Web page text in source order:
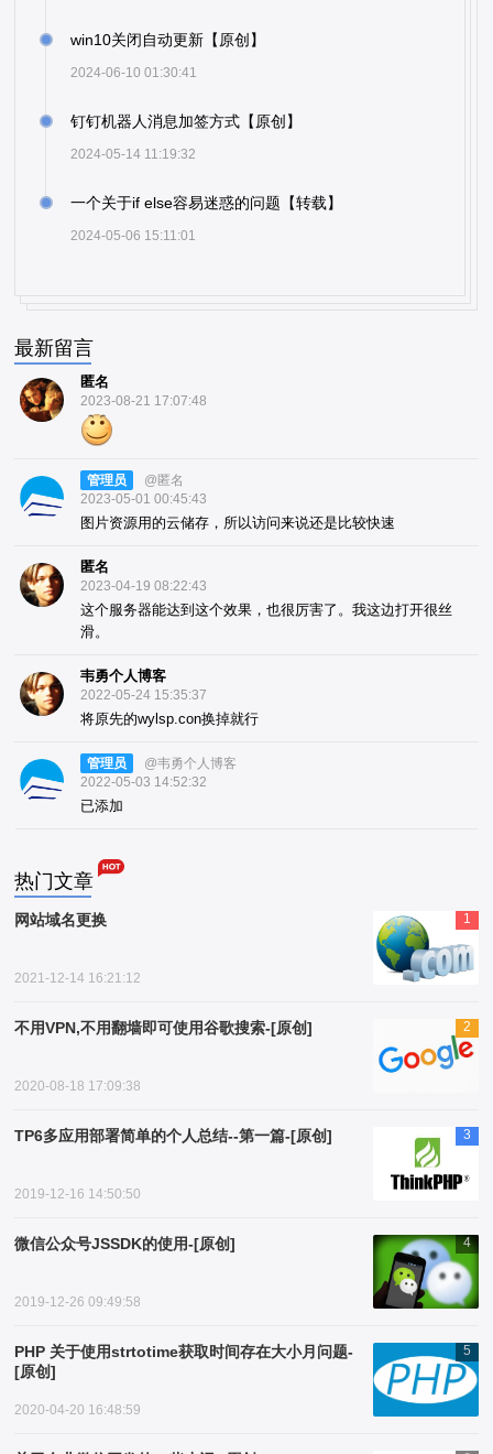
win10关闭自动更新【原创】
2024-06-10 01:30:41
钉钉机器人消息加签方式【原创】
2024-05-14 11:19:32
一个关于if else容易迷惑的问题【转载】
2024-05-06 15:11:01
最新留言
匿名
2023-08-21 17:07:48
管理员
@匿名
2023-05-01 00:45:43
图片资源用的云储存，所以访问来说还是比较快速
匿名
2023-04-19 08:22:43
这个服务器能达到这个效果，也很厉害了。我这边打开很丝
滑。
韦勇个人博客
2022-05-24 15:35:37
将原先的wylsp.con换掉就行
管理员
@韦勇个人博客
2022-05-03 14:52:32
已添加
热门文章
1
网站域名更换
2021-12-14 16:21:12
2
不用VPN,不用翻墙即可使用谷歌搜索-[原创]
2020-08-18 17:09:38
3
TP6多应用部署简单的个人总结--第一篇-[原创]
2019-12-16 14:50:50
4
微信公众号JSSDK的使用-[原创]
2019-12-26 09:49:58
5
PHP 关于使用strtotime获取时间存在大小月问题-
[原创]
2020-04-20 16:48:59